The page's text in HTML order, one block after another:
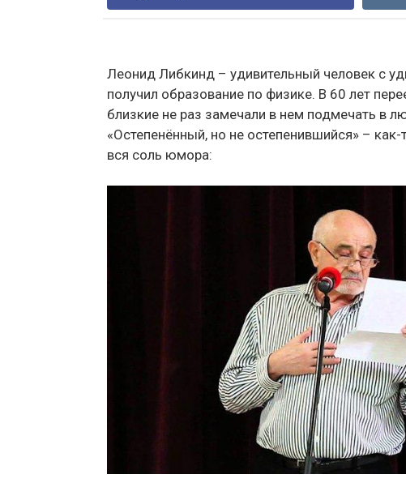
Леонид Либкинд – удивительный человек с
получил образование по физике. В 60 лет
близкие не раз замечали в нем подмечать в
«Остепенённый, но не остепенившийся» –
вся соль юмора: